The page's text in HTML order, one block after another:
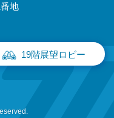
地
19階展望ロビー